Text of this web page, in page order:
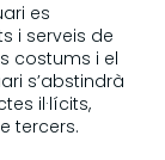
es
i serveis de
costums i el
s’abstindrà
il·lícits,
tercers.